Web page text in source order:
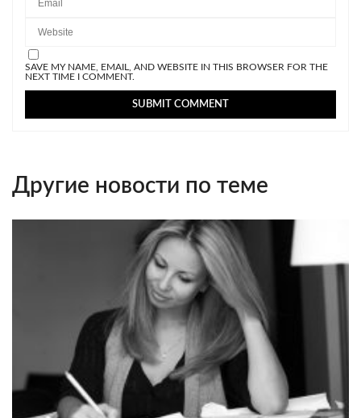
SAVE MY NAME, EMAIL, AND WEBSITE IN THIS BROWSER FOR THE
NEXT TIME I COMMENT.
Другие новости по теме